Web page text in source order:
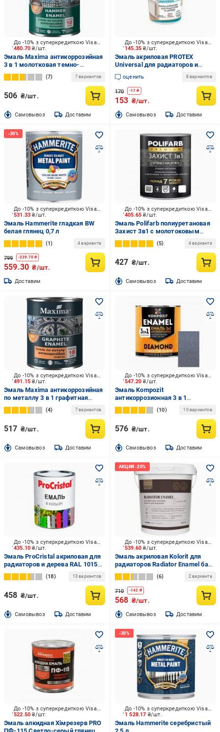
480.70₴/шт.
До -10% з суперкредиткою Visa Вигода
Эмаль Maxima антикоррозийная
3 в 1 молотковая темно-
коричневый глянец 0,75 л
7 7 вариантов
506 ₴/шт.
Cамовывоз Доставим
145.35₴/шт.
До -10% з суперкредиткою Visa Вигода
Эмаль акриловая PROTEX
Universal для радиаторов и
дерева полумат Белая 0,3 л
оценить 8 вариантов
170 -17 ₴
153 ₴/шт.
Cамовывоз Доставим
531.33₴/шт.
До -10% з суперкредиткою Visa Вигода
Эмаль Hammerite гладкая BW
белая глянец 0,7 л
1 4 варианта
799 -239.70 ₴
559.30 ₴/шт.
Доставим
405.65₴/шт.
До -10% з суперкредиткою Visa Вигода
Эмаль Polifarb полиуретановая
Захист 3в1 с молотоковым
эффектом морская зелень
глянец 0,7 кг
5 4 варианта
427 ₴/шт.
Cамовывоз Доставим
491.15₴/шт.
До -10% з суперкредиткою Visa Вигода
Эмаль Maxima антикоррозийная
по металлу 3 в 1 графитная
черный мат 0,75 кг
4 7 вариантов
517 ₴/шт.
Cамовывоз Доставим
547.20₴/шт.
До -10% з суперкредиткою Visa Вигода
Эмаль Kompozit
антикоррозионная 3 в 1
DIAMOND графит
металлический 0,65 л
10 10 вариантов
576 ₴/шт.
Cамовывоз Доставим
435.10₴/шт.
До -10% з суперкредиткою Visa Вигода
Эмаль ProCristal акриловая для
радиаторов и дерева RAL 1015
слоновая кость глянец 0,8 л
18 13 вариантов
458 ₴/шт.
Cамовывоз Доставим
539.60₴/шт.
До -10% з суперкредиткою Visa Вигода
Эмаль акриловая Kolorit для
радиаторов Radiator Enamel база
А белый полумат 0,9 л
6 2 варианта
710 -142 ₴
568 ₴/шт.
Cамовывоз Доставим
522.50₴/шт.
До -10% з суперкредиткою Visa Вигода
Эмаль алкидная Хімрезерв PRO
1 528.17 ₴/шт.
До -10% з суперкредиткою Visa Вигода
Эмаль Hammerite серебристый